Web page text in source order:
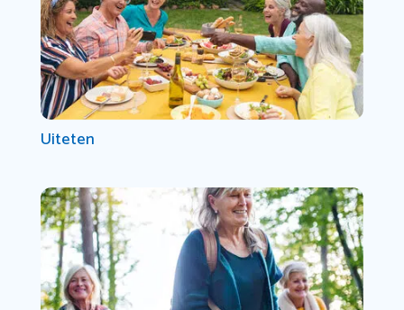
Uiteten